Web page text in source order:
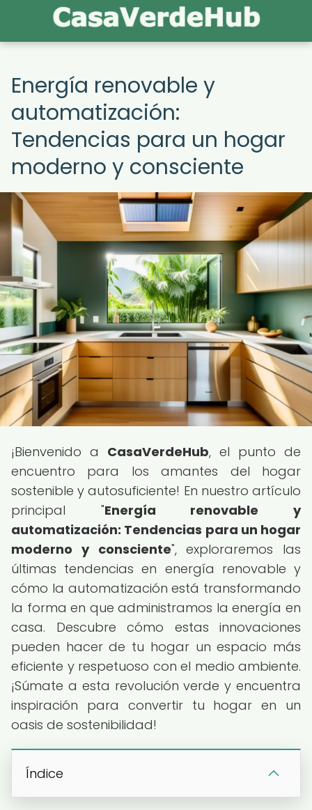
Energía renovable y
automatización:
Tendencias para un hogar
moderno y consciente
¡Bienvenido a CasaVerdeHub, el punto de
encuentro para los amantes del hogar
sostenible y autosuficiente! En nuestro artículo
principal "Energía renovable y
automatización: Tendencias para un hogar
moderno y consciente", exploraremos las
últimas tendencias en energía renovable y
cómo la automatización está transformando
la forma en que administramos la energía en
casa. Descubre cómo estas innovaciones
pueden hacer de tu hogar un espacio más
eficiente y respetuoso con el medio ambiente.
¡Súmate a esta revolución verde y encuentra
inspiración para convertir tu hogar en un
oasis de sostenibilidad!
Índice